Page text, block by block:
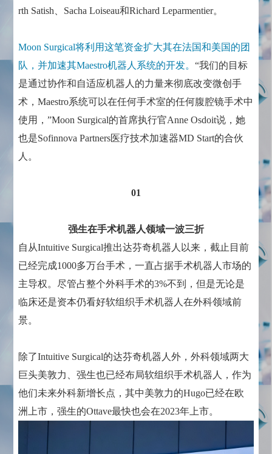
rth Satish、Sacha Loiseau和Richard Leparmentier。
Moon Surgical将利用这笔资金扩大其在法国和美国的团
队，并加速其Maestro机器人系统的开发。“我们的目标
是通过协作和自适应机器人的力量来彻底改变微创手
术，Maestro系统可以在任何手术室的任何腹腔镜手术中
使用，”Moon Surgical的首席执行官Anne Osdoit说，她
也是Sofinnova Partners医疗技术加速器MD Start的合伙
人。
01
强生在手术机器人领域一波三折
自从Intuitive Surgical推出达芬奇机器人以来，截止目前
已经完成1000多万台手术，一直占据手术机器人市场的
主导权。尽管占整个外科手术的3%不到，但是无论是
临床还是资本仍看好软组织手术机器人在外科领域前
景。
除了Intuitive Surgical的达芬奇机器人外，外科领域两大
巨头美敦力、强生也已经布局软组织手术机器人，作为
他们未来外科新增长点，其中美敦力的Hugo已经在欧
洲上市，强生的Ottave最快也会在2023年上市。